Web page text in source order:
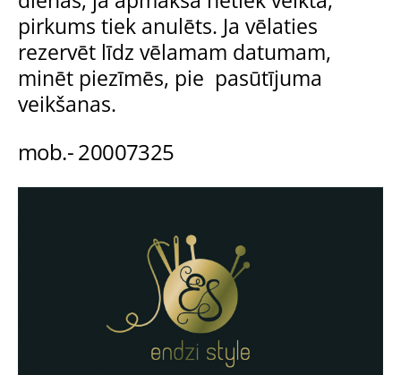
pirkums tiek anulēts. Ja vēlaties
rezervēt līdz vēlamam datumam,
minēt piezīmēs, pie pasūtījuma
veikšanas.
mob.- 20007325